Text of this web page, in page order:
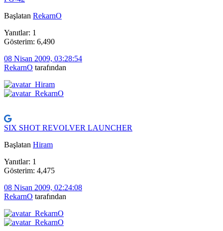
Başlatan RekarnO
Yanıtlar: 1
Gösterim: 6,490
08 Nisan 2009, 03:28:54
RekarnO tarafından
SIX SHOT REVOLVER LAUNCHER
Başlatan Hiram
Yanıtlar: 1
Gösterim: 4,475
08 Nisan 2009, 02:24:08
RekarnO tarafından